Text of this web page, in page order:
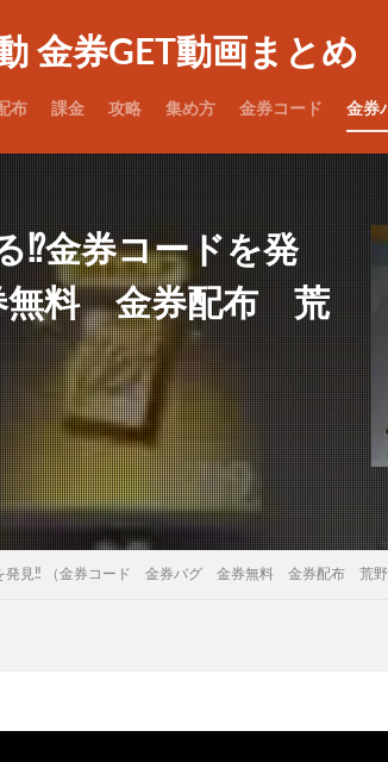
金券GET動画まとめ
布 課金 攻略 集め方 金券コード 金券
⁉️金券コードを発
無料 金券配布 荒
を発見‼️ （金券コード 金券バグ 金券無料 金券配布 荒